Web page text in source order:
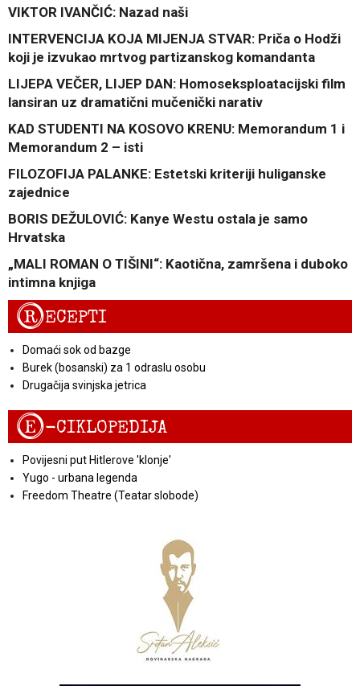
VIKTOR IVANČIĆ: Nazad naši
INTERVENCIJA KOJA MIJENJA STVAR: Priča o Hodži
koji je izvukao mrtvog partizanskog komandanta
LIJEPA VEČER, LIJEP DAN: Homoseksploatacijski film
lansiran uz dramatični mučenički narativ
KAD STUDENTI NA KOSOVO KRENU: Memorandum 1 i
Memorandum 2 – isti
FILOZOFIJA PALANKE: Estetski kriteriji huliganske
zajednice
BORIS DEŽULOVIĆ: Kanye Westu ostala je samo
Hrvatska
„MALI ROMAN O TIŠINI“: Kaotična, zamršena i duboko
intimna knjiga
RECEPTI
Domaći sok od bazge
Burek (bosanski) za 1 odraslu osobu
Drugačija svinjska jetrica
E-CIKLOPEDIJA
Povijesni put Hitlerove 'klonje'
Yugo - urbana legenda
Freedom Theatre (Teatar slobode)